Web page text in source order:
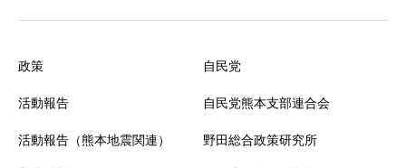
政策
活動報告
活動報告（熊本地震関連）
自民党
自民党熊本支部連合会
野田総合政策研究所